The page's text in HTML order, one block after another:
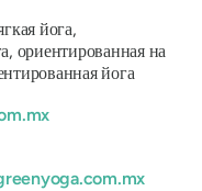
йога,
ориентированная на
йога